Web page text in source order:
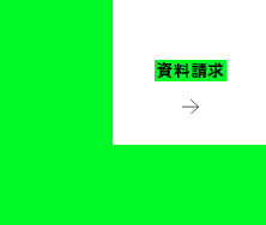
資料請求